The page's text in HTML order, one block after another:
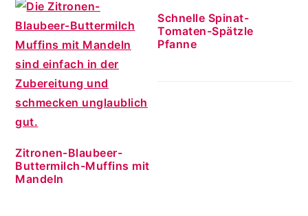
Zitronen-Blaubeer-
Buttermilch-Muffins mit
Mandeln
Schnelle Spinat-
Tomaten-Spätzle
Pfanne